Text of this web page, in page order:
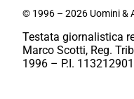
© 1996 – 2026 Uomini &
Testata giornalistica
Marco Scotti, Reg.
1996 – P.I.